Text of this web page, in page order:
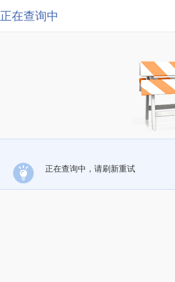
正在查询中
正在查询中，请刷新重试